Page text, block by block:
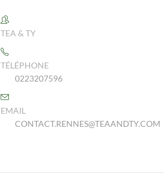
TEA & TY
TÉLÉPHONE
0223207596
EMAIL
CONTACT.RENNES@TEAANDTY.COM